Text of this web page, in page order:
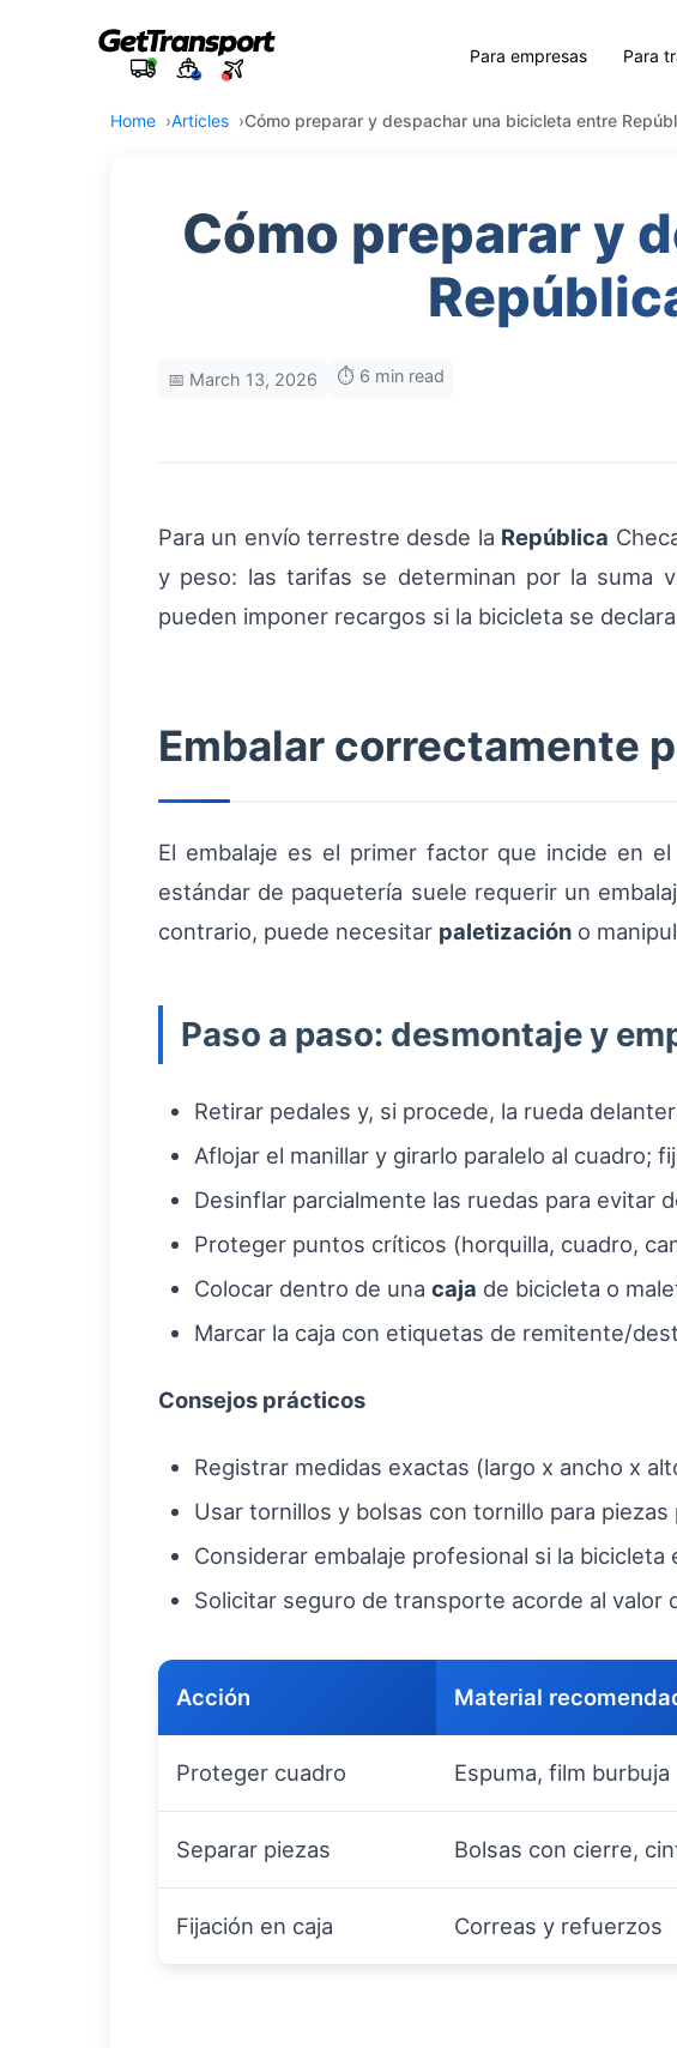
Para empresas Para
Home Articles Cómo preparar y despachar una bicicleta entre
Cómo preparar y
📅 March 13, 2026 ⏱️ 6 min read
Para un envío terrestre desde la República
y peso: las tarifas se determinan por la suma
pueden imponer recargos si la bicicleta se
Embalar correctamente
El embalaje es el primer factor que incide en
estándar de paquetería suele requerir un
contrario, puede necesitar paletización o
Paso a paso: desmontaje y
Retirar pedales y, si procede, la rueda
Aflojar el manillar y girarlo paralelo al cuadro;
Desinflar parcialmente las ruedas para evitar
Proteger puntos críticos (horquilla, cuadro,
Colocar dentro de una caja de bicicleta o
Marcar la caja con etiquetas de remitente/
Consejos prácticos
Registrar medidas exactas (largo x ancho x
Usar tornillos y bolsas con tornillo para
Considerar embalaje profesional si la bicicleta
Solicitar seguro de transporte acorde al valor
Acción Material
Proteger cuadro Espuma, film burbuja
Separar piezas Bolsas con cierre,
Fijación en caja Correas y refuerzos